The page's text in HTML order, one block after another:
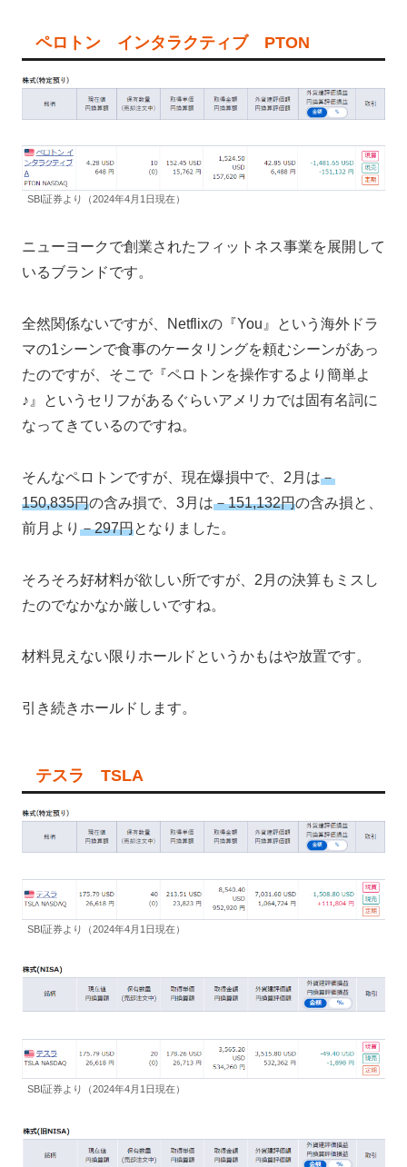
ペロトン インタラクティブ PTON
SBI証券より（2024年4月1日現在）
ニューヨークで創業されたフィットネス事業を展開して
いるブランドです。
全然関係ないですが、Netflixの『You』という海外ドラ
マの1シーンで食事のケータリングを頼むシーンがあっ
たのですが、そこで『ペロトンを操作するより簡単よ
♪』というセリフがあるぐらいアメリカでは固有名詞に
なってきているのですね。
そんなペロトンですが、現在爆損中で、2月は－
150,835円の含み損で、3月は－151,132円の含み損と、
前月より －297円となりました。
そろそろ好材料が欲しい所ですが、2月の決算もミスし
たのでなかなか厳しいですね。
材料見えない限りホールドというかもはや放置です。
引き続きホールドします。
テスラ TSLA
SBI証券より（2024年4月1日現在）
SBI証券より（2024年4月1日現在）